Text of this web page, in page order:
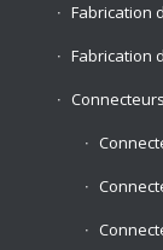
Fabrication
Fabrication
Connecteurs